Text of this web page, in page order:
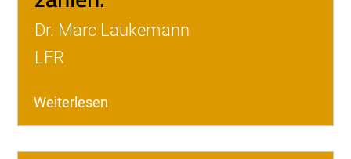
Dr. Marc Laukemann
LFR
Weiterlesen